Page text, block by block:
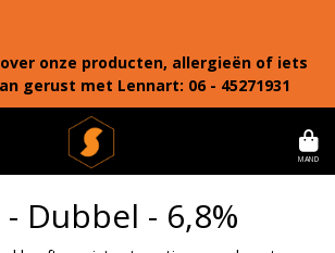
onze producten, allergieën of iets
gerust met Lennart: 06 - 45271931
MAND
Dubbel - 6,8%